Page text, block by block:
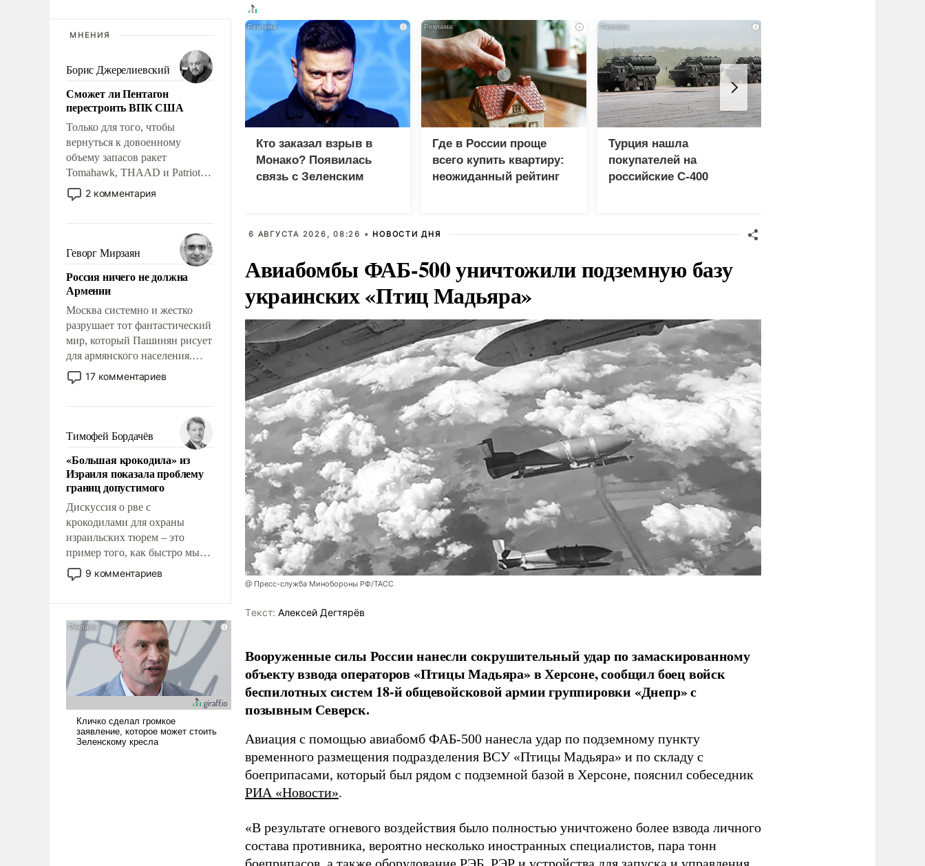
МНЕНИЯ
Борис Джерелиевский
Сможет ли Пентагон
перестроить ВПК США
Только для того, чтобы
вернуться к довоенному
объему запасов ракет
Tomahawk, THAAD и Patriot
США потребуется более трех
лет. Даже небольшая война с
Сложившаяся ситуация
означает многолетний период
уязвимости США, например,
перед Китаем.
2 комментария
Геворг Мирзаян
Россия ничего не должна
Армении
Москва системно и жестко
разрушает тот фантастический
мир, который Пашинян рисует
для армянского населения.
Мир, где политические
прожекты будут безусловно
налогоплательщиков и где
Еревану за свои поступки не
нужно отвечать.
17 комментариев
Тимофей Бордачёв
«Большая крокодила» из
Израиля показала проблему
границ допустимого
Дискуссия о рве с
крокодилами для охраны
израильских тюрем – это
пример того, как быстро мы
двигаемся по пути
революционных изменений.
псевдонаучной фантастики,
стало всерьез обсуждаемой
идеей.
9 комментариев
i
Кто заказал взрыв в
Монако? Появилась
связь с Зеленским
i
Где в России проще
всего купить квартиру:
неожиданный рейтинг
i
Турция нашла
покупателей на
российские C-400
6 АВГУСТА 2026, 08:26 • НОВОСТИ ДНЯ
Авиабомбы ФАБ-500 уничтожили подземную базу
украинских «Птиц Мадьяра»
@ Пресс-служба Минобороны РФ/ТАСС
Tекст: Алексей Дегтярёв
Вооруженные силы России нанесли сокрушительный удар по замаскированному
объекту взвода операторов «Птицы Мадьяра» в Херсоне, сообщил боец войск
беспилотных систем 18-й общевойсковой армии группировки «Днепр» с
позывным Северск.
Авиация с помощью авиабомб ФАБ-500 нанесла удар по подземному пункту
временного размещения подразделения ВСУ «Птицы Мадьяра» и по складу с
боеприпасами, который был рядом с подземной базой в Херсоне, пояснил собеседник
РИА «Новости».
«В результате огневого воздействия было полностью уничтожено более взвода личного
состава противника, вероятно несколько иностранных специалистов, пара тонн